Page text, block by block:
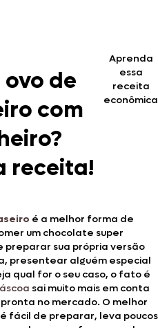
de
com
receita!
Aprenda
essa
receita
econômica
é a melhor forma de
um chocolate super
preparar sua própria versão
presentear alguém especial
qual for o seu caso, o fato é
sai muito mais em conta
no mercado. O melhor
fácil de preparar, leva poucos